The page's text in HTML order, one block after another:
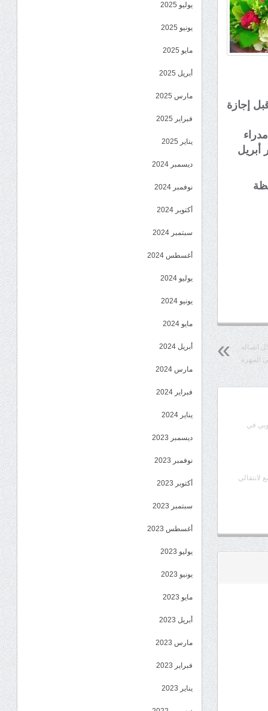
إجازة
أبريل
اتصاله
المهرة
في
لانتقالي
يوليو 2025
يونيو 2025
مايو 2025
أبريل 2025
مارس 2025
فبراير 2025
يناير 2025
ديسمبر 2024
نوفمبر 2024
أكتوبر 2024
سبتمبر 2024
أغسطس 2024
يوليو 2024
يونيو 2024
مايو 2024
أبريل 2024
مارس 2024
فبراير 2024
يناير 2024
ديسمبر 2023
نوفمبر 2023
أكتوبر 2023
سبتمبر 2023
أغسطس 2023
يوليو 2023
يونيو 2023
مايو 2023
أبريل 2023
مارس 2023
فبراير 2023
يناير 2023